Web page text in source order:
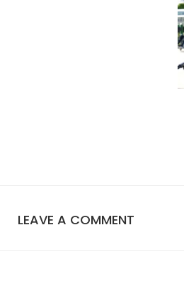
LEAVE A COMMENT